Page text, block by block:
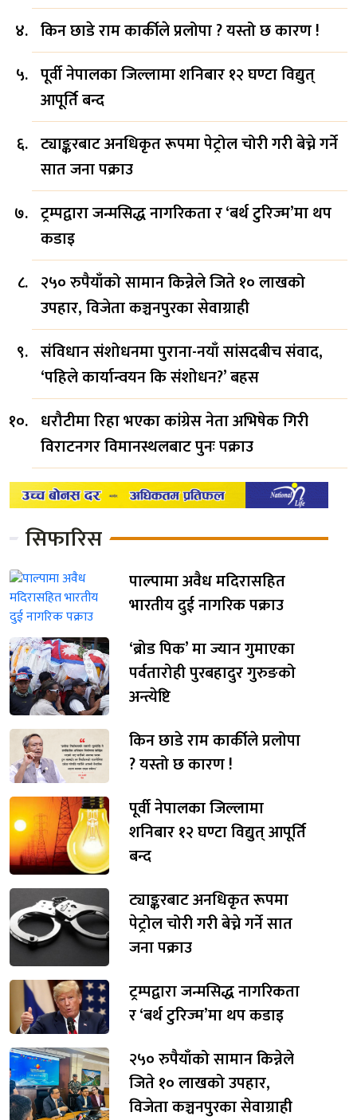
किन छाडे राम कार्कीले प्रलोपा ? यस्तो छ कारण !
पूर्वी नेपालका जिल्लामा शनिबार १२ घण्टा विद्युत्
आपूर्ति बन्द
ट्याङ्करबाट अनधिकृत रूपमा पेट्रोल चोरी गरी बेच्ने गर्ने
सात जना पक्राउ
ट्रम्पद्वारा जन्मसिद्ध नागरिकता र ‘बर्थ टुरिज्म’मा थप
कडाइ
२५० रुपैयाँको सामान किन्नेले जिते १० लाखको
उपहार, विजेता कञ्चनपुरका सेवाग्राही
संविधान संशोधनमा पुराना-नयाँ सांसदबीच संवाद,
‘पहिले कार्यान्वयन कि संशोधन?’ बहस
धरौटीमा रिहा भएका कांग्रेस नेता अभिषेक गिरी
विराटनगर विमानस्थलबाट पुनः पक्राउ
सिफारिस
पाल्पामा अवैध मदिरासहित
भारतीय दुई नागरिक पक्राउ
‘ब्रोड पिक’ मा ज्यान गुमाएका
पर्वतारोही पुरबहादुर गुरुङको
अन्त्येष्टि
किन छाडे राम कार्कीले प्रलोपा
? यस्तो छ कारण !
पूर्वी नेपालका जिल्लामा
शनिबार १२ घण्टा विद्युत् आपूर्ति
बन्द
ट्याङ्करबाट अनधिकृत रूपमा
पेट्रोल चोरी गरी बेच्ने गर्ने सात
जना पक्राउ
ट्रम्पद्वारा जन्मसिद्ध नागरिकता
र ‘बर्थ टुरिज्म’मा थप कडाइ
२५० रुपैयाँको सामान किन्नेले
जिते १० लाखको उपहार,
विजेता कञ्चनपुरका सेवाग्राही